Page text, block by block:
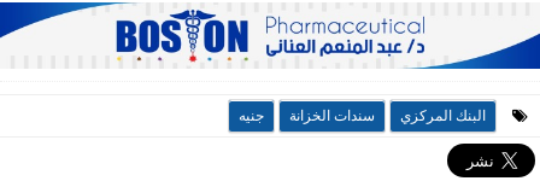
البنك المركزي سندات الخزانة جنيه